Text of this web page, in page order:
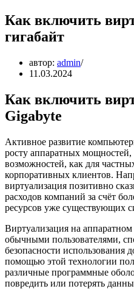
Как включить
гигабайт
автор: admin
11.03.2024
Как включить
Gigabyte
Активное развитие
росту аппаратных
возможностей, как для
корпоративных клиентов.
виртуализация позитивно
расходов компаний за счёт
ресурсов уже существующих
Виртуализация на
обычными пользователями,
безопасности использования
помощью этой технологии
различные программные
повредить или потерять